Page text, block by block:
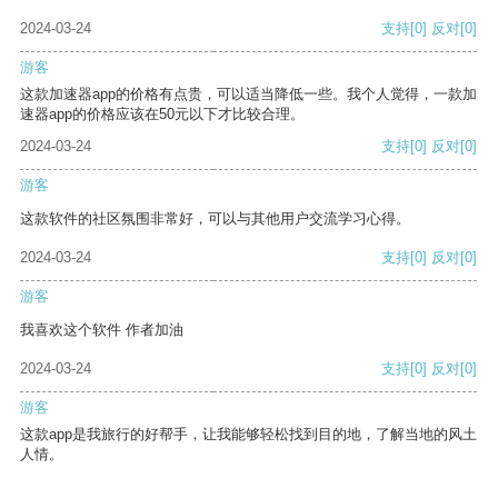
2024-03-24 支持[0] 反对[0]
游客
这款加速器app的价格有点贵，可以适当降低一些。我个人觉得，一款加
速器app的价格应该在50元以下才比较合理。
2024-03-24
支持[0] 反对[0]
游客
这款软件的社区氛围非常好，可以与其他用户交流学习心得。
2024-03-24 支持[0] 反对[0]
游客
我喜欢这个软件 作者加油
2024-03-24 支持[0] 反对[0]
游客
这款app是我旅行的好帮手，让我能够轻松找到目的地，了解当地的风土
人情。